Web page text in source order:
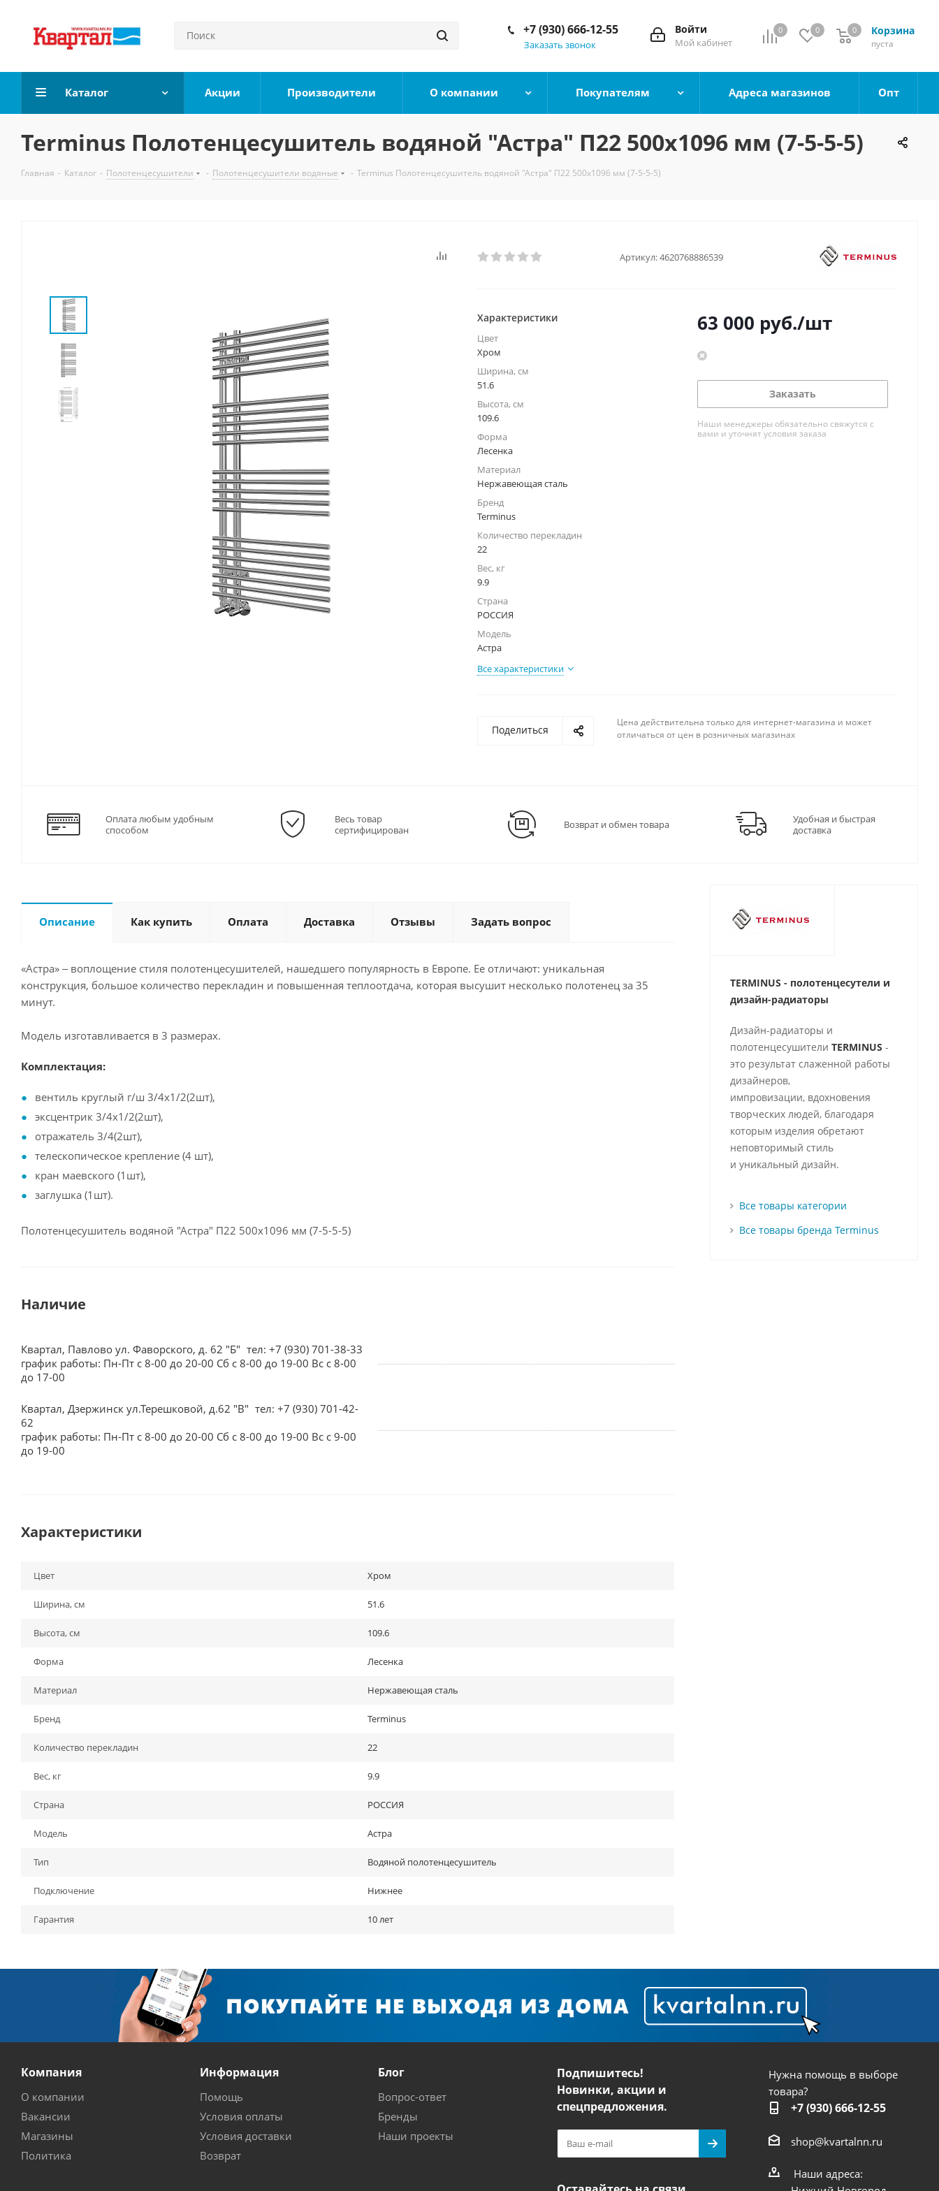
0 0 Корзина
0
пуста
0
Войти
Мой кабинет
+7 (930) 666-12-55
Заказать звонок
Каталог Акции Производители О компании Покупателям Адреса магазинов Опт
Terminus Полотенцесушитель водяной "Астра" П22 500х1096 мм (7-5-5-5)
Главная - Каталог - Полотенцесушители - Полотенцесушители водяные - Terminus Полотенцесушитель водяной "Астра" П22 500х1096 мм (7-5-5-5)
Артикул:4620768886539
Характеристики
Цвет
Хром
Ширина, см
51.6
Высота, см
109.6
Форма
Лесенка
Материал
Нержавеющая сталь
Бренд
Terminus
Количество перекладин
22
Вес, кг
9.9
Страна
РОССИЯ
Модель
Астра
Все характеристики
63 000 руб./шт
Заказать
Наши менеджеры обязательно свяжутся с
вами и уточнят условия заказа
Поделиться
Цена действительна только для интернет-магазина и может
отличаться от цен в розничных магазинах
Оплата любым удобным
способом
Весь товар
сертифицирован
Возврат и обмен товара
Удобная и быстрая
доставка
Описание Как купить Оплата Доставка Отзывы Задать вопрос
«Астра» ‒ воплощение стиля полотенцесушителей, нашедшего популярность в Европе. Ее отличают: уникальная
конструкция, большое количество перекладин и повышенная теплоотдача, которая высушит несколько полотенец за 35
минут.
Модель изготавливается в 3 размерах.
Комплектация:
вентиль круглый г/ш 3/4х1/2(2шт),
эксцентрик 3/4х1/2(2шт),
отражатель 3/4(2шт),
телескопическое крепление (4 шт),
кран маевского (1шт),
заглушка (1шт).
Полотенцесушитель водяной "Астра" П22 500х1096 мм (7-5-5-5)
Наличие
Квартал, Павлово ул. Фаворского, д. 62 "Б" тел: +7 (930) 701-38-33
график работы: Пн-Пт с 8-00 до 20-00 Сб с 8-00 до 19-00 Вс с 8-00
до 17-00
Квартал, Дзержинск ул.Терешковой, д.62 "В" тел: +7 (930) 701-42-
62
график работы: Пн-Пт с 8-00 до 20-00 Сб с 8-00 до 19-00 Вс с 9-00
до 19-00
Характеристики
Цвет Хром
Ширина, см 51.6
Высота, см 109.6
Форма Лесенка
Материал Нержавеющая сталь
Бренд Terminus
Количество перекладин 22
Вес, кг 9.9
Страна РОССИЯ
Модель Астра
Тип Водяной полотенцесушитель
Подключение Нижнее
Гарантия 10 лет
TERMINUS - полотенцесутели и
дизайн-радиаторы
Дизайн-радиаторы и
полотенцесушители TERMINUS -
это результат слаженной работы
дизайнеров,
импровизации, вдохновения
творческих людей, благодаря
которым изделия обретают
неповторимый стиль
и уникальный дизайн.
Все товары категории
Все товары бренда Terminus
Компания
О компании
Вакансии
Магазины
Политика
Информация
Помощь
Условия оплаты
Условия доставки
Возврат
Блог
Вопрос-ответ
Бренды
Наши проекты
Подпишитесь!
Новинки, акции и
спецпредложения.
Нужна помощь в выборе
товара?
+7 (930) 666-12-55
shop@kvartalnn.ru
Наши адреса: